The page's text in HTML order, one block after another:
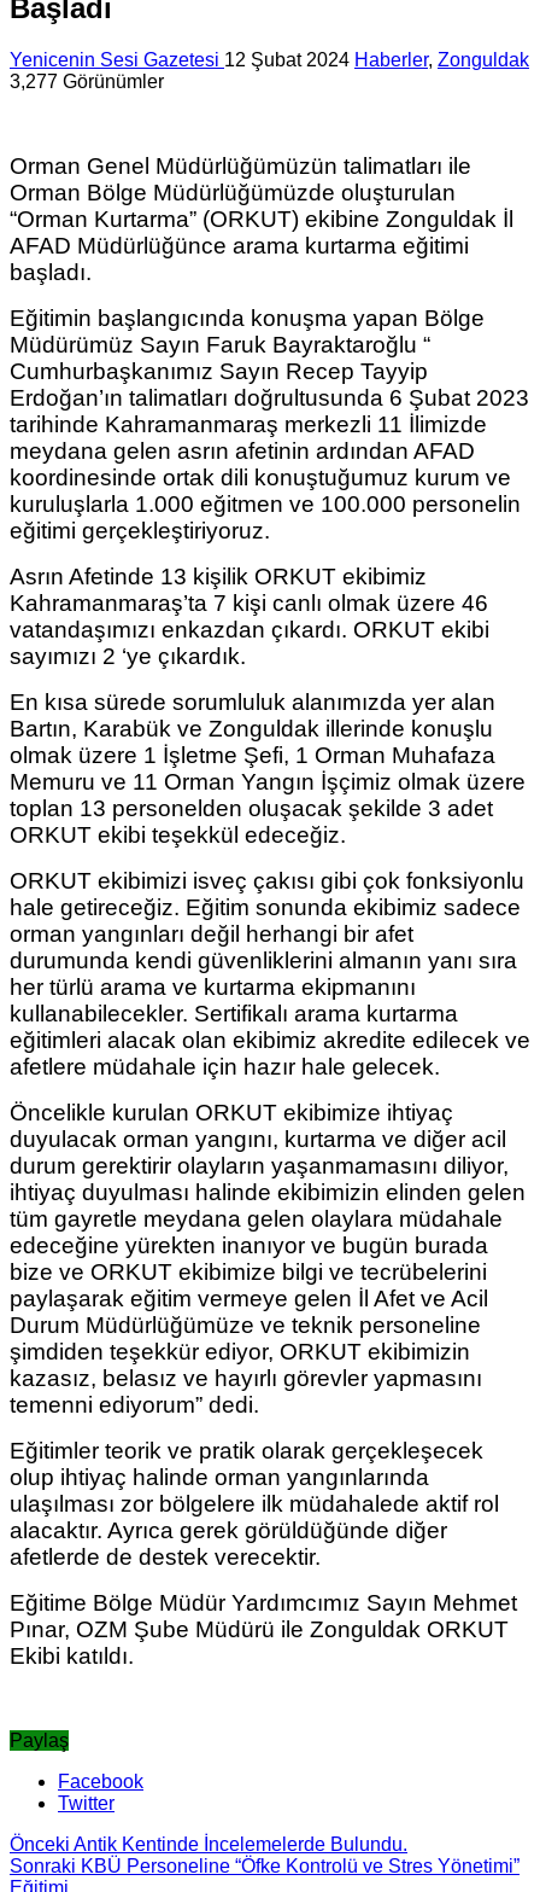
Başladı
Yenicenin Sesi Gazetesi 12 Şubat 2024 Haberler, Zonguldak
3,277 Görünümler
Orman Genel Müdürlüğümüzün talimatları ile
Orman Bölge Müdürlüğümüzde oluşturulan
“Orman Kurtarma” (ORKUT) ekibine Zonguldak İl
AFAD Müdürlüğünce arama kurtarma eğitimi
başladı.
Eğitimin başlangıcında konuşma yapan Bölge
Müdürümüz Sayın Faruk Bayraktaroğlu “
Cumhurbaşkanımız Sayın Recep Tayyip
Erdoğan’ın talimatları doğrultusunda 6 Şubat 2023
tarihinde Kahramanmaraş merkezli 11 İlimizde
meydana gelen asrın afetinin ardından AFAD
koordinesinde ortak dili konuştuğumuz kurum ve
kuruluşlarla 1.000 eğitmen ve 100.000 personelin
eğitimi gerçekleştiriyoruz.
Asrın Afetinde 13 kişilik ORKUT ekibimiz
Kahramanmaraş’ta 7 kişi canlı olmak üzere 46
vatandaşımızı enkazdan çıkardı. ORKUT ekibi
sayımızı 2 ‘ye çıkardık.
En kısa sürede sorumluluk alanımızda yer alan
Bartın, Karabük ve Zonguldak illerinde konuşlu
olmak üzere 1 İşletme Şefi, 1 Orman Muhafaza
Memuru ve 11 Orman Yangın İşçimiz olmak üzere
toplan 13 personelden oluşacak şekilde 3 adet
ORKUT ekibi teşekkül edeceğiz.
ORKUT ekibimizi isveç çakısı gibi çok fonksiyonlu
hale getireceğiz. Eğitim sonunda ekibimiz sadece
orman yangınları değil herhangi bir afet
durumunda kendi güvenliklerini almanın yanı sıra
her türlü arama ve kurtarma ekipmanını
kullanabilecekler. Sertifikalı arama kurtarma
eğitimleri alacak olan ekibimiz akredite edilecek ve
afetlere müdahale için hazır hale gelecek.
Öncelikle kurulan ORKUT ekibimize ihtiyaç
duyulacak orman yangını, kurtarma ve diğer acil
durum gerektirir olayların yaşanmamasını diliyor,
ihtiyaç duyulması halinde ekibimizin elinden gelen
tüm gayretle meydana gelen olaylara müdahale
edeceğine yürekten inanıyor ve bugün burada
bize ve ORKUT ekibimize bilgi ve tecrübelerini
paylaşarak eğitim vermeye gelen İl Afet ve Acil
Durum Müdürlüğümüze ve teknik personeline
şimdiden teşekkür ediyor, ORKUT ekibimizin
kazasız, belasız ve hayırlı görevler yapmasını
temenni ediyorum” dedi.
Eğitimler teorik ve pratik olarak gerçekleşecek
olup ihtiyaç halinde orman yangınlarında
ulaşılması zor bölgelere ilk müdahalede aktif rol
alacaktır. Ayrıca gerek görüldüğünde diğer
afetlerde de destek verecektir.
Eğitime Bölge Müdür Yardımcımız Sayın Mehmet
Pınar, OZM Şube Müdürü ile Zonguldak ORKUT
Ekibi katıldı.
Paylaş
Facebook
Twitter
Önceki Antik Kentinde İncelemelerde Bulundu.
Sonraki KBÜ Personeline “Öfke Kontrolü ve Stres Yönetimi”
Eğitimi